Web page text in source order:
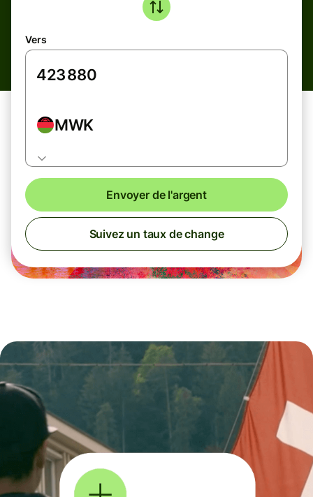
Vers
MWK
Envoyer de l'argent
Suivez un taux de change